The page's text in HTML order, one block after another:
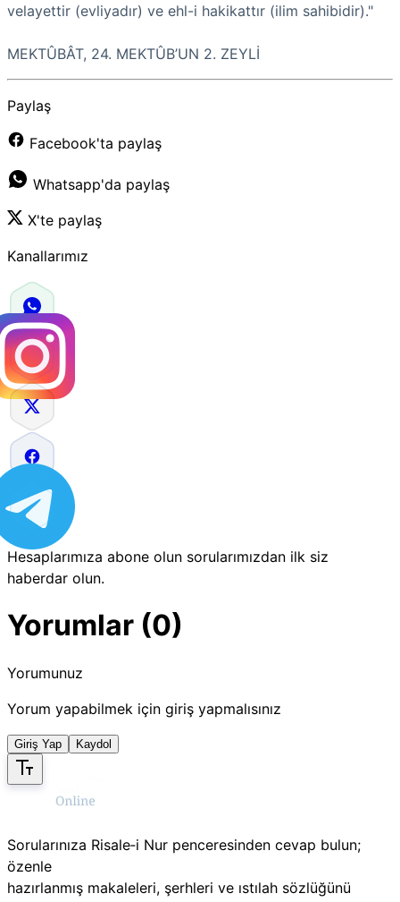
velayettir (evliyadır) ve ehl-i hakikattır (ilim sahibidir)."
MEKTÛBÂT, 24. MEKTÛB’UN 2. ZEYLİ
Paylaş
Facebook'ta paylaş
Whatsapp'da paylaş
X'te paylaş
Kanallarımız
Hesaplarımıza abone olun sorularımızdan ilk siz
haberdar olun.
Yorumlar (0)
Yorumunuz
Yorum yapabilmek için giriş yapmalısınız
Giriş Yap Kaydol
Sorularınıza Risale‑i Nur penceresinden cevap bulun;
özenle
hazırlanmış makaleleri, şerhleri ve ıstılah sözlüğünü